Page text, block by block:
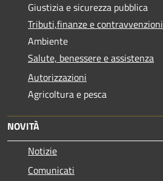
Giustizia e sicurezza pubblica
Tributi,finanze e contravvenzioni
Ambiente
Salute, benessere e assistenza
Autorizzazioni
Agricoltura e pesca
NOVITÀ
Notizie
Comunicati